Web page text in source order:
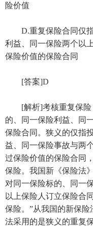
险价值
D.重复保险合同仅指
利益、同一保险两个以
保险价值的保险合同
[答案]D
[解析]考核重复保险
的、同一保险利益、同
保险合同。狭义的仅指
益、同一保险事故与两
过保险价值的保险合同
保险。我国新《保险法
对同一保险标的、同一
以上保险人订立保险合
保险。”从我国的新保
法采用的是狭义的重复